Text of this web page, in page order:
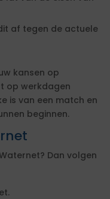
af tegen de actuele
kansen op
op werkdagen
is van een match en
beginnen.
Dan volgen